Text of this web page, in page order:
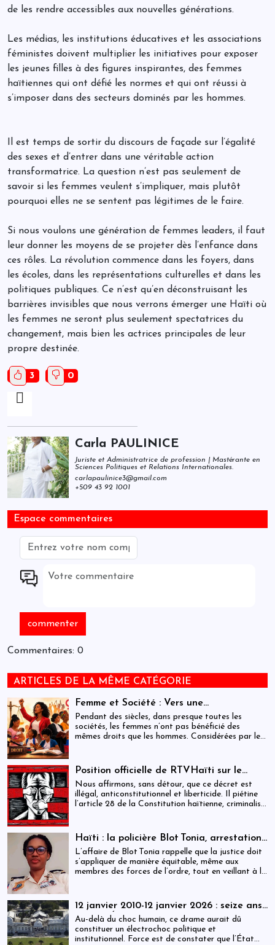
de les rendre accessibles aux nouvelles générations.
Les médias, les institutions éducatives et les associations
féministes doivent multiplier les initiatives pour exposer
les jeunes filles à des figures inspirantes, des femmes
haïtiennes qui ont défié les normes et qui ont réussi à
s’imposer dans des secteurs dominés par les hommes.
Il est temps de sortir du discours de façade sur l’égalité
des sexes et d’entrer dans une véritable action
transformatrice. La question n’est pas seulement de
savoir si les femmes veulent s’impliquer, mais plutôt
pourquoi elles ne se sentent pas légitimes de le faire.
Si nous voulons une génération de femmes leaders, il faut
leur donner les moyens de se projeter dès l’enfance dans
ces rôles. La révolution commence dans les foyers, dans
les écoles, dans les représentations culturelles et dans les
politiques publiques. Ce n’est qu’en déconstruisant les
barrières invisibles que nous verrons émerger une Haïti où
les femmes ne seront plus seulement spectatrices du
changement, mais bien les actrices principales de leur
propre destinée.
3 0
Carla PAULINICE
Juriste et Administratrice de profession | Mastérante en
Sciences Politiques et Relations Internationales.
carlapaulinice3@gmail.com
+509 43 92 1001
Espace commentaires
Commentaires: 0
ARTICLES DE LA MÊME CATÉGORIE
Femme et Société : Vers une
compréhension sociohistorique de
l’émancipation des femmes à travers le
monde.
Pendant des siècles, dans presque toutes les
sociétés, les femmes n’ont pas bénéficié des
mêmes droits que les hommes. Considérées par les
domaines de l’éducation, du travail, de la politique
et de la famille. Ce combat, principalement initié
par les femmes occidentales, s’est étendu dans les
dernières décennies au monde entier. Il n’est pas
terminé : des millions de femmes doivent encore
participer à la vie politique.
Position officielle de RTVHaïti sur le
décret du 31 décembre 2025
Nous affirmons, sans détour, que ce décret est
illégal, anticonstitutionnel et liberticide. Il piétine
l’article 28 de la Constitution haïtienne, criminalise
démocratie : la presse.
Haïti : la policière Blot Tonia, arrestation
et accouchement en détention
L’affaire de Blot Tonia rappelle que la justice doit
s’appliquer de manière équitable, même aux
membres des forces de l’ordre, tout en veillant à la
12 janvier 2010-12 janvier 2026 : seize ans
après, l’État haïtien face à son échec
Au-delà du choc humain, ce drame aurait dû
constituer un électrochoc politique et
institutionnel. Force est de constater que l’État